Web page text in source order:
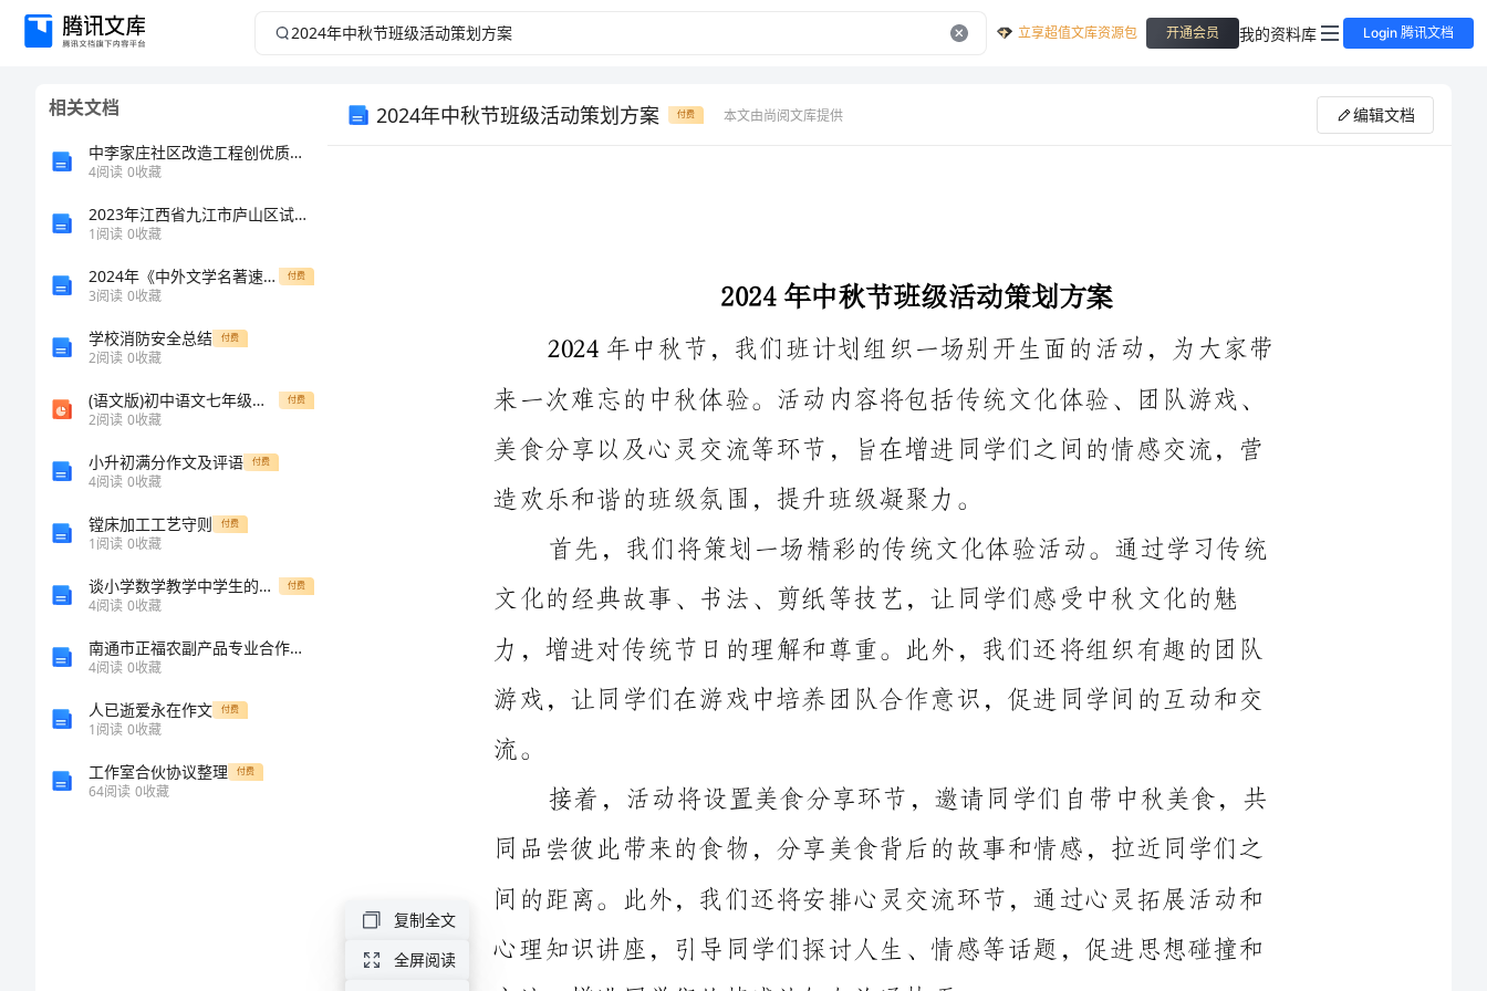
2024
2024
立享超值文库资源包 开通会员 我的资料库 Login 腾讯文档
相关文档
中李家庄社区改造工程创优质量保证措施
4阅读 0收藏
2023年江西省九江市庐山区试验检测师之交通工程考试题库精品【能力提升】
1阅读 0收藏
2024年《中外文学名著速度全书》的读后感 付费
3阅读 0收藏
学校消防安全总结 付费
2阅读 0收藏
(语文版)初中语文七年级下册《陋室铭》 付费
2阅读 0收藏
小升初满分作文及评语 付费
4阅读 0收藏
镗床加工工艺守则 付费
1阅读 0收藏
谈小学数学教学中学生的课堂参与度 付费
4阅读 0收藏
南通市正福农副产品专业合作社介绍企业发展分析报告
4阅读 0收藏
人已逝爱永在作文 付费
1阅读 0收藏
工作室合伙协议整理 付费
64阅读 0收藏
2024年中秋节班级活动策划方案 付费 本文由尚阅文库提供 编辑文档
展示自己的才艺和特长，增强彼此之间的了解和欣赏。通过这些活
出一个充满温暖和关爱的班级环境。
2024年中秋节，我们班计划组织一场别开生面的活动，为大家带
美食分享以及心灵交流等环节，旨在增进同学们之间的情感交流，营
造欢乐和谐的班级氛围，提升班级凝聚力。
首先，我们将策划一场精彩的传统文化体验活动。通过学习传统
游戏，让同学们在游戏中培养团队合作意识，促进同学间的互动和交
接着，活动将设置美食分享环节，邀请同学们自带中秋美食，共
同品尝彼此带来的食物，分享美食背后的故事和情感，拉近同学们之
交流，增进同学们的情感认知与沟通技巧。
在活动的过程中，我们还将设置小规模的表演环节，鼓励同学们
复制全文
全屏阅读